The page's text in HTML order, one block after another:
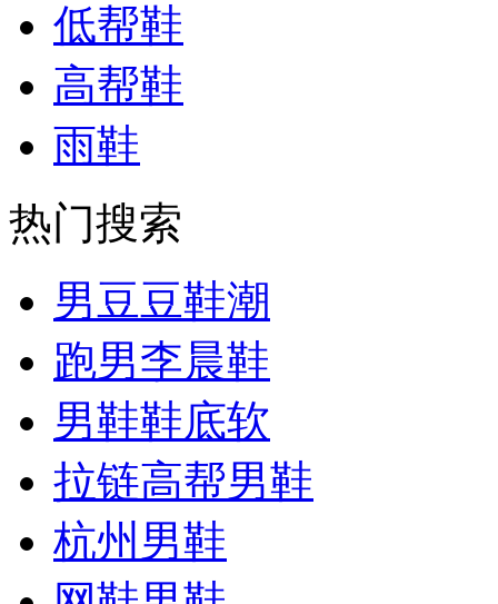
低帮鞋
高帮鞋
雨鞋
热门搜索
男豆豆鞋潮
跑男李晨鞋
男鞋鞋底软
拉链高帮男鞋
杭州男鞋